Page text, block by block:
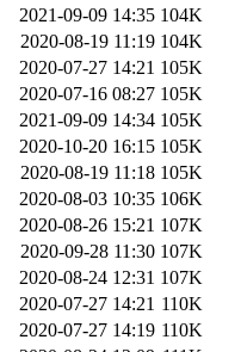
2021-09-09 14:35 104K
2020-08-19 11:19 104K
2020-07-27 14:21 105K
2020-07-16 08:27 105K
2021-09-09 14:34 105K
2020-10-20 16:15 105K
2020-08-19 11:18 105K
2020-08-03 10:35 106K
2020-08-26 15:21 107K
2020-09-28 11:30 107K
2020-08-24 12:31 107K
2020-07-27 14:21 110K
2020-07-27 14:19 110K